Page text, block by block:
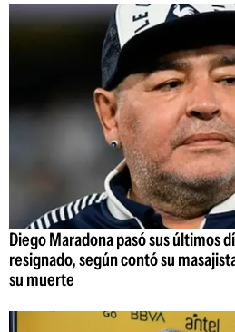
Diego Maradona pasó sus últimos
resignado, según contó su
su muerte